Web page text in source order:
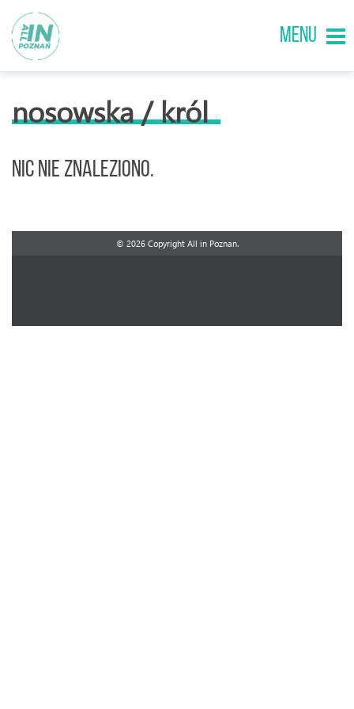
MENU
nosowska / król
Nic nie znaleziono.
© 2026 Copyright All in Poznan.